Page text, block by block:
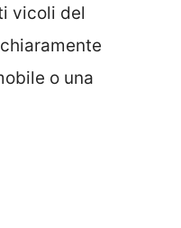
vicoli del
o una